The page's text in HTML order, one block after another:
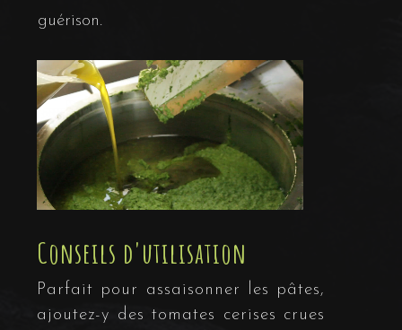
guérison.
Conseils d'utilisation
Parfait pour assaisonner les pâtes,
ajoutez-y des tomates cerises crues